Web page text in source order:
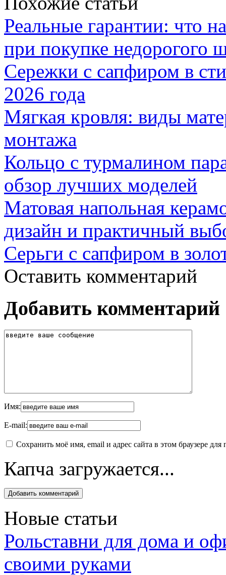
Реальные гарантии: что
при покупке недорогого
Сережки с сапфиром в
2026 года
Мягкая кровля: виды
монтажа
Кольцо с турмалином
обзор лучших моделей
Матовая напольная
дизайн и практичный
Серьги с сапфиром в
Оставить комментарий
Добавить комментарий
Имя:
E-mail:
Сохранить моё имя, email и адрес сайта в этом браузере
Капча загружается...
Новые статьи
Рольставни для дома и
своими руками